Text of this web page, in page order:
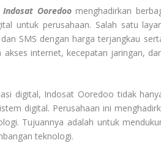
Indosat Ooredoomenghadirkan
untuk perusahaan. Salah satu
SMS dengan harga terjangkau
akses internet, kecepatan jaringan,
digital, Indosat Ooredoo tidak
digital. Perusahaan ini
Tujuannya adalah untuk
teknologi.